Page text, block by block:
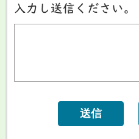
入力し送信ください。